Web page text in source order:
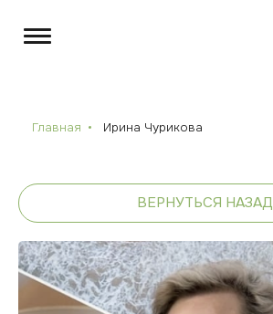
Главная Ирина Чурикова
ВЕРНУТЬСЯ НАЗАД